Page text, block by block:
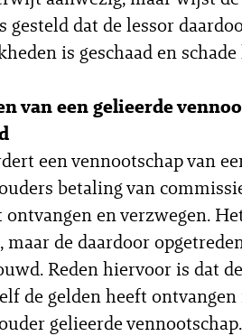
gesteld dat de lessor
is geschaad en
van een gelieerde
een vennootschap van
betaling van
en verzwegen.
de daardoor
Reden hiervoor is dat
de gelden heeft ontvangen
gelieerde